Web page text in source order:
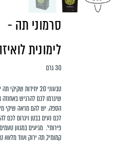
סרמוני תה -
לימונית
30 גרם
טבעוני 20 יחידות
שקיקי תה
שיגרמו לכם להרגיש באחוזה
הספה. יש להם מראה שיקי
לכם נעים בבטן ויגרום לכם
פירותי'. מגיעים במגוון
קמומיל, תה ירוק ועוד מלאאא